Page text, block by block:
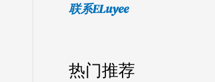
联系ELuyee
热门推荐